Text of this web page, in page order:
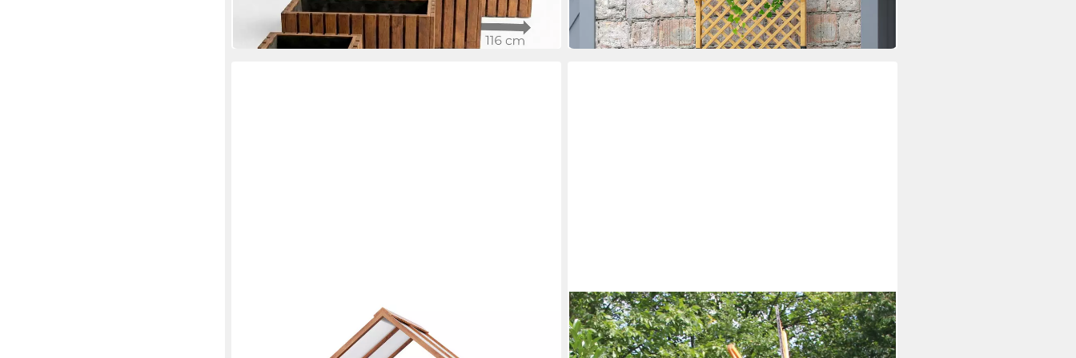
in 6-7 Werktagen bei dir -14%
in 2-3 Werktagen bei dir
Blumenkasten Pflanzkübel mit Outdoor-Schaukel und
HOLZDEKOLADEN
Deko-Windrad 6-eckige Gartenwindmühle aus Holz mit
weißen Solarlicht & Flügel